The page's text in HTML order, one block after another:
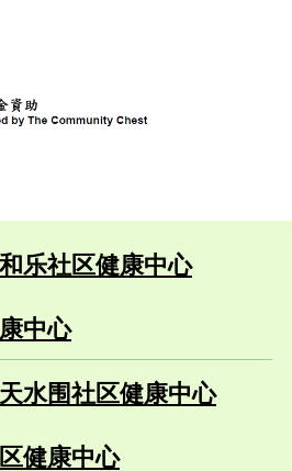
乐社区健康中心
中心
水围社区健康中心
健康中心